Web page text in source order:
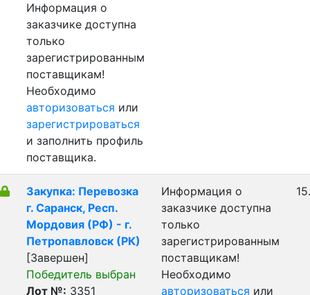
Информация о
заказчике доступна
только
зарегистрированным
поставщикам!
Необходимо
авторизоваться или
зарегистрироваться
и заполнить профиль
поставщика.
Закупка: Перевозка
г. Саранск, Респ.
Мордовия (РФ) - г.
Петропавловск (РК)
[Завершен]
Победитель выбран
Лот №: 3351
Информация о
заказчике доступна
только
зарегистрированным
поставщикам!
Необходимо
авторизоваться или